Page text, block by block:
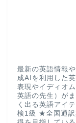
最新の英語情報
成AIを利用した
表現やイディオ
英語の先生）が
く出る英語アイ
検1級 ★全国通訳